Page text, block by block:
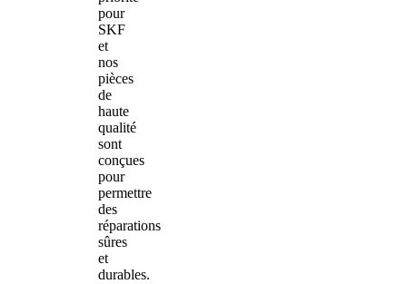
pour
SKF
et
nos
pièces
de
haute
qualité
sont
conçues
pour
permettre
des
réparations
sûres
et
durables.